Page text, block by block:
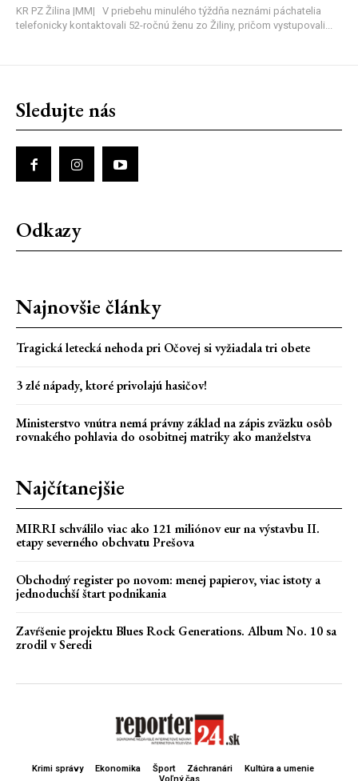
KR PZ Žilina |MM| V priebehu minulého týždňa neznámi páchatelia
telefonicky kontaktovali 52-ročnú ženu zo Žiliny, pričom vystupovali...
Sledujte nás
Odkazy
Najnovšie články
Tragická letecká nehoda pri Očovej si vyžiadala tri obete
3 zlé nápady, ktoré privolajú hasičov!
Ministerstvo vnútra nemá právny základ na zápis zväzku osôb
rovnakého pohlavia do osobitnej matriky ako manželstva
Najčítanejšie
MIRRI schválilo viac ako 121 miliónov eur na výstavbu II.
etapy severného obchvatu Prešova
Obchodný register po novom: menej papierov, viac istoty a
jednoduchší štart podnikania
Zavŕšenie projektu Blues Rock Generations. Album No. 10 sa
zrodil v Seredi
Krimi správy Ekonomika Šport Záchranári
Kultúra a umenie
Voľný čas